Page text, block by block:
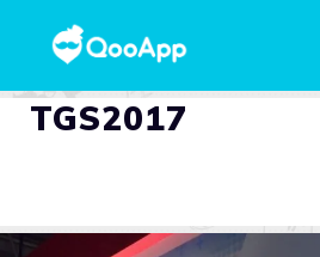
TGS2017